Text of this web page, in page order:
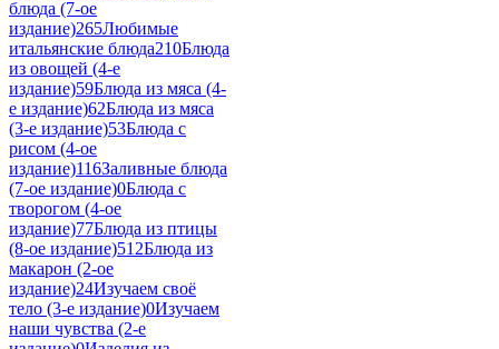
блюда (7-ое
издание)265Любимые
итальянские блюда210Блюда
из овощей (4-е
издание)59Блюда из мяса (4-
е издание)62Блюда из мяса
(3-е издание)53Блюда с
рисом (4-ое
издание)116Заливные блюда
(7-ое издание)0Блюда с
творогом (4-ое
издание)77Блюда из птицы
(8-ое издание)512Блюда из
макарон (2-ое
издание)24Изучаем своё
тело (3-е издание)0Изучаем
наши чувства (2-е